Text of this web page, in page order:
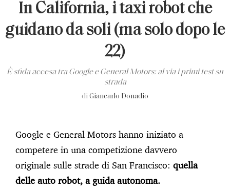
In California, i taxi robot che
guidano da soli (ma solo dopo le
22)
È sfida accesa tra Google e General Motors: al via i primi test su
strada
di Giancarlo Donadio
Google e General Motors hanno iniziato a
competere in una competizione davvero
originale sulle strade di San Francisco: quella
delle auto robot, a guida autonoma.